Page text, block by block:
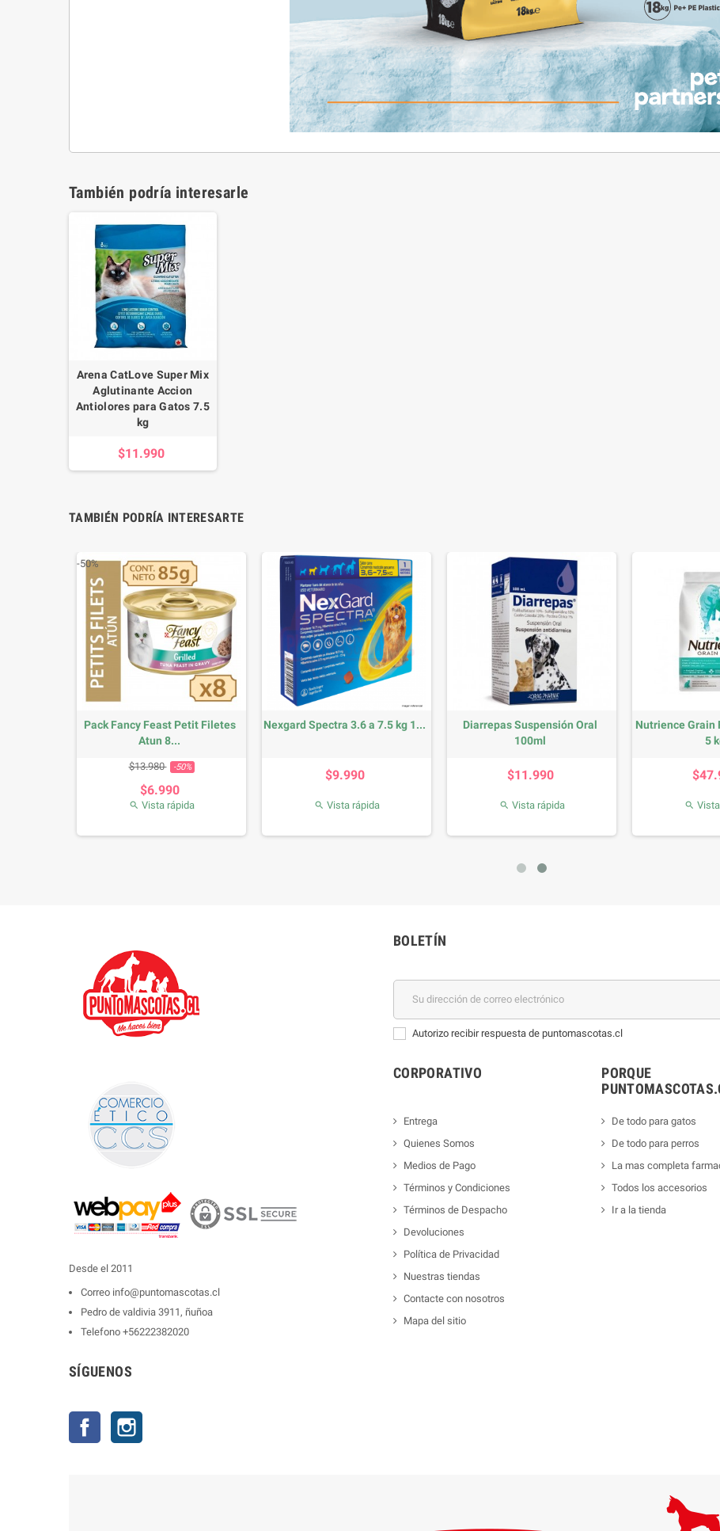
También podría interesarle
Arena CatLove Super Mix
Aglutinante Accion
Antiolores para Gatos 7.5
kg
$11.990
TAMBIÉN PODRÍA INTERESARTE
Pack Fancy Feast Petit Filetes
Atun 8...
Precio base
$13.980 -50% Precio
$6.990
-50%
 Vista rápida
Nexgard Spectra 3.6 a 7.5 kg 1...
$9.990
 Vista rápida
Diarrepas Suspensión Oral
100ml
$11.990
 Vista rápida
Nutrience Grain
5

Desde el 2011
Correo info@puntomascotas.cl
Pedro de valdivia 3911, ñuñoa
Telefono +56222382020
SÍGUENOS
Facebook
BOLETÍN
Autorizo recibir respuesta de puntomascotas.cl
CORPORATIVO
Entrega
Quienes Somos
Medios de Pago
Términos y Condiciones
Términos de Despacho
Devoluciones
Política de Privacidad
Nuestras tiendas
Contacte con nosotros
Mapa del sitio
PORQUE
De todo para gatos
De todo para perros
La mas completa
Todos los accesorios
Ir a la tienda